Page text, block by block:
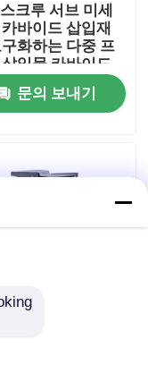
크루 서브 미세
바이드 삽입재
화하는 다중 프
삽입물 카바이드
문의 보내기